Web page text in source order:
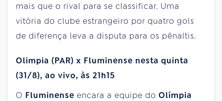
mais que o rival para se classificar. Uma
vitória do clube estrangeiro por quatro gols
de diferença leva a disputa para os pênaltis.
Olimpia (PAR) x Fluminense nesta quinta
(31/8), ao vivo, às 21h15
O Fluminense encara a equipe do Olímpia